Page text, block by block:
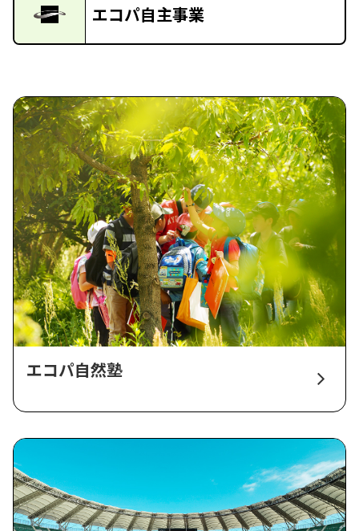
エコパ自主事業
エコパ自然塾